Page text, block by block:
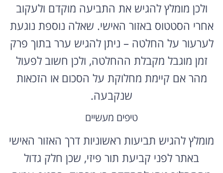
ולכן מומלץ להגיש את התביעה מוקדם ולעקוב
אחרי הסטטוס באזור האישי. שאלה נוספת נוגעת
לערעור על החלטה – ניתן להגיש ערר בתוך פרק
זמן מוגבל מקבלת ההחלטה, ולכן חשוב לפעול
מהר אם קיימת מחלוקת על הסכום או הזכאות
שנקבעה.
טיפים מעשיים
מומלץ להגיש תביעות ראשוניות דרך האזור האישי
באתר לפני קביעת תור פיזי, שכן חלק גדול